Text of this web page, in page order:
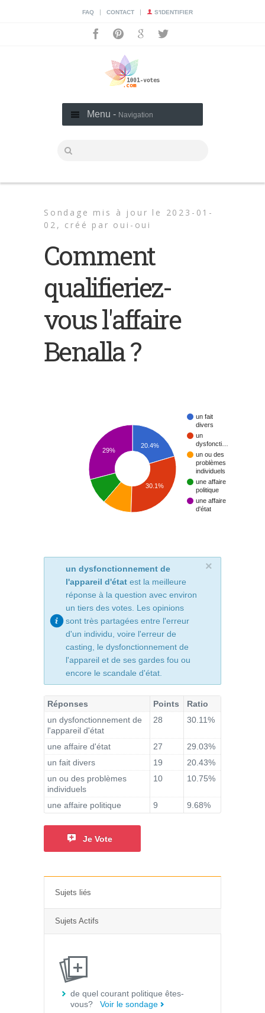
FAQ | CONTACT | S'IDENTIFIER
Menu - Navigation
Sondage mis à jour le 2023-01-
02, créé par oui-oui
Comment
qualifieriez-
vous l'affaire
Benalla ?
un fait
divers
un
dysfoncti…
un ou des
problèmes
individuels
une affaire
politique
une affaire
d'état
20.4%
29%
30.1%
×
un dysfonctionnement de
l'appareil d'état est la meilleure
réponse à la question avec environ
un tiers des votes. Les opinions
sont très partagées entre l'erreur
d'un individu, voire l'erreur de
casting, le dysfonctionnement de
l'appareil et de ses gardes fou ou
encore le scandale d'état.
Réponses Points
Ratio
un dysfonctionnement de
l'appareil d'état
28 30.11%
une affaire d'état 27
29.03%
un fait divers
19
20.43%
un ou des problèmes
individuels
10 10.75%
une affaire politique 9 9.68%
Je Vote
Sujets liés
Sujets Actifs
de quel courant politique êtes-
vous? Voir le sondage